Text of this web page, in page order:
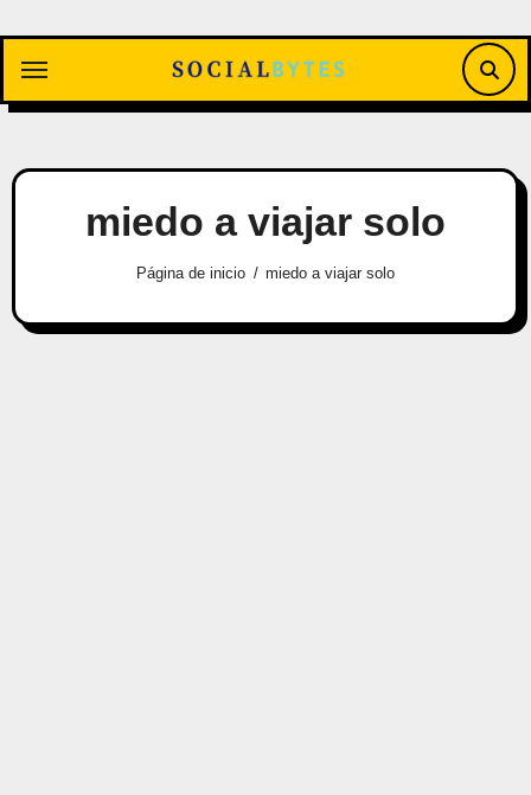
contenido
miedo a viajar solo
Página de inicio miedo a viajar solo